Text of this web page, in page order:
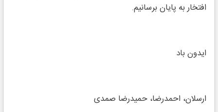
افتخار به پایان برسانیم.
ایدون باد
ارسلان، احمدرضا، حمیدرضا صمدی